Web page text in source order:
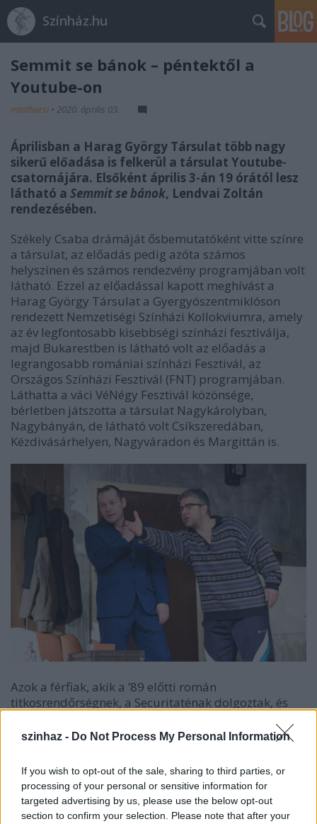
szinhaz - Do Not Process My Personal Information
If you wish to opt-out of the sale, sharing to third parties, or
processing of your personal or sensitive information for
targeted advertising by us, please use the below opt-out
section to confirm your selection. Please note that after your
Színház.hu
Semmit se bánok – péntektől a
Youtube-on
mtothorsi • 2020. április 03.
Áprilisban a Harag György Társulat több nagy
sikerű előadása is felkerül a társulat Youtube-
csatornájára. Elsőként április 3-án 19 órától lesz
látható a Semmit se bánok, Lendvai Zoltán
rendezésében.
Székely Csaba drámáját ősbemutatóként vitte színre
a társulat, az előadás pedig azóta számos
helyszínen és számos rendezvény programjában volt
látható. Ezzel az előadással kapott meghívást a
Harag György Társulat a Gyergyószentmiklóson
rendezett Nemzetiségi Színházi Kollokviumra, amely
az év legfontosabb kisebbségi színházi fesztiválja,
majd Bukarestben is látható volt az előadás a
legrangosabb romániai színházi Fesztivál, az
Országos Színházi Fesztivál (FNT) programjában.
Láthatta a váci VéNégy Fesztivál közönsége,
bérletben játszotta a társulat Nagykárolyban,
Nagybányán, de látható volt Csíkszeredában,
Kézdivásárhelyen, Nagyváradon és Margittán is.
Azok a férfiak, akik a ’89 előtti román
titkosrendőrségnek, a Securitaténak dolgoztak, és
ártatlanokat börtönöztek be, igen ritkán tanúsítanak
hazafiakként tekintenek magukra, akik az ország
érdekében cselekedtek. Sokan közülük a mai román
hírszerző szerv, a SRI kötelékében dolgoznak tovább,
mások nyugdíjas éveiket élik valahol félrevonultan.